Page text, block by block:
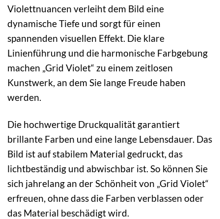
Violettnuancen verleiht dem Bild eine
dynamische Tiefe und sorgt für einen
spannenden visuellen Effekt. Die klare
Linienführung und die harmonische Farbgebung
machen „Grid Violet“ zu einem zeitlosen
Kunstwerk, an dem Sie lange Freude haben
werden.
Die hochwertige Druckqualität garantiert
brillante Farben und eine lange Lebensdauer. Das
Bild ist auf stabilem Material gedruckt, das
lichtbeständig und abwischbar ist. So können Sie
sich jahrelang an der Schönheit von „Grid Violet“
erfreuen, ohne dass die Farben verblassen oder
das Material beschädigt wird.